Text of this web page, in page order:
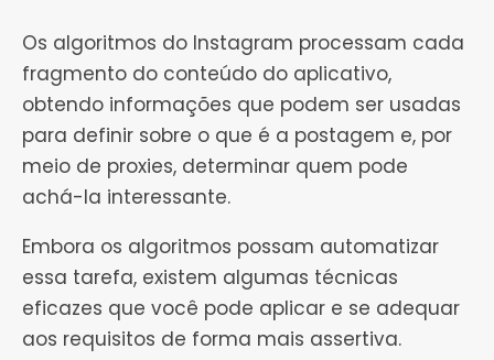
Os algoritmos do Instagram processam cada
fragmento do conteúdo do aplicativo,
obtendo informações que podem ser usadas
para definir sobre o que é a postagem e, por
meio de proxies, determinar quem pode
achá-la interessante.
Embora os algoritmos possam automatizar
essa tarefa, existem algumas técnicas
eficazes que você pode aplicar e se adequar
aos requisitos de forma mais assertiva.